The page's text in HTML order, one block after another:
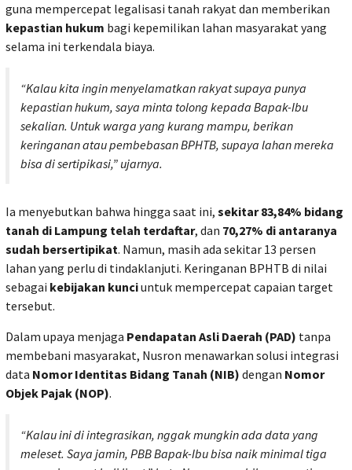
guna mempercepat legalisasi tanah rakyat dan memberikan
kepastian hukum bagi kepemilikan lahan masyarakat yang
selama ini terkendala biaya.
“Kalau kita ingin menyelamatkan rakyat supaya punya
kepastian hukum, saya minta tolong kepada Bapak-Ibu
sekalian. Untuk warga yang kurang mampu, berikan
keringanan atau pembebasan BPHTB, supaya lahan mereka
bisa di sertipikasi,” ujarnya.
Ia menyebutkan bahwa hingga saat ini, sekitar 83,84% bidang
tanah di Lampung telah terdaftar, dan 70,27% di antaranya
sudah bersertipikat. Namun, masih ada sekitar 13 persen
lahan yang perlu di tindaklanjuti. Keringanan BPHTB di nilai
sebagai kebijakan kunciuntuk mempercepat capaian target
tersebut.
Dalam upaya menjaga Pendapatan Asli Daerah (PAD) tanpa
membebani masyarakat, Nusron menawarkan solusi integrasi
data Nomor Identitas Bidang Tanah (NIB) dengan Nomor
Objek Pajak (NOP).
“Kalau ini di integrasikan, nggak mungkin ada data yang
meleset. Saya jamin, PBB Bapak-Ibu bisa naik minimal tiga